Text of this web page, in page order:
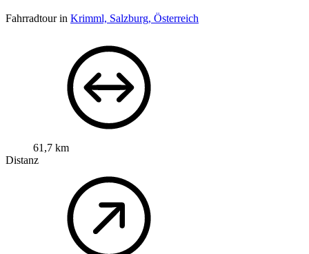
Fahrradtour in Krimml, Salzburg, Österreich
61,7 km
Distanz